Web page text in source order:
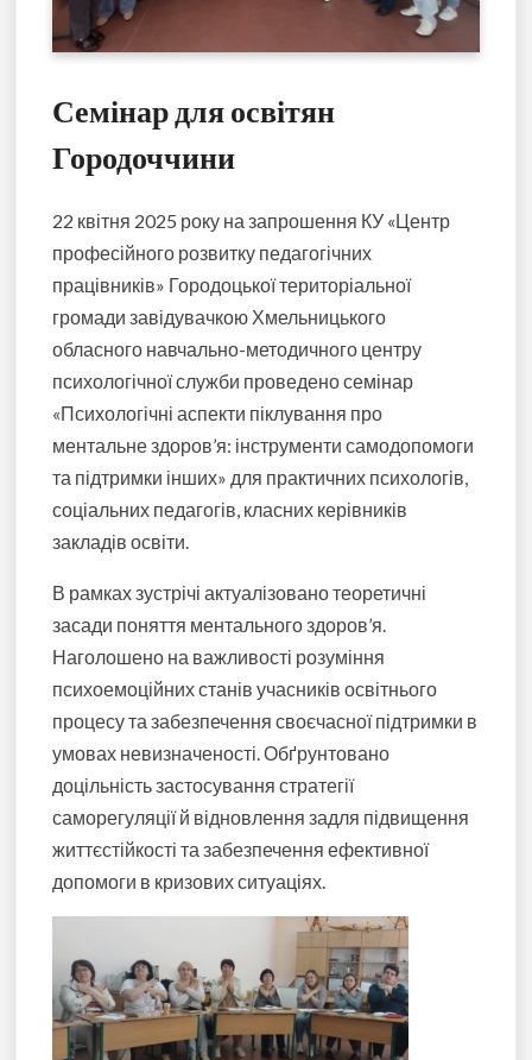
Семінар для освітян
Городоччини
22 квітня 2025 року на запрошення КУ «Центр
професійного розвитку педагогічних
працівників» Городоцької територіальної
громади завідувачкою Хмельницького
обласного навчально-методичного центру
психологічної служби проведено семінар
«Психологічні аспекти піклування про
ментальне здоров’я: інструменти самодопомоги
та підтримки інших» для практичних психологів,
соціальних педагогів, класних керівників
закладів освіти.
В рамках зустрічі актуалізовано теоретичні
засади поняття ментального здоров’я.
Наголошено на важливості розуміння
психоемоційних станів учасників освітнього
процесу та забезпечення своєчасної підтримки в
умовах невизначеності. Обґрунтовано
доцільність застосування стратегії
саморегуляції й відновленнязадля підвищення
життєстійкостіта забезпечення ефективної
допомоги в кризових ситуаціях.